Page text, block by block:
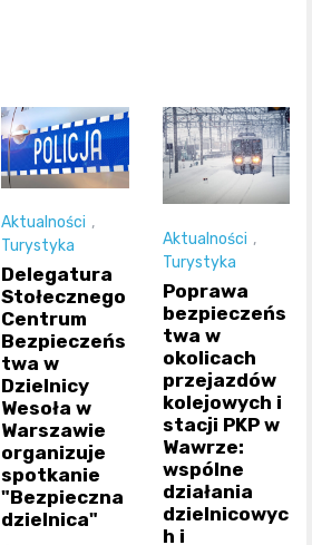
Aktualności ,
Turystyka
Delegatura
Stołecznego
Centrum
Bezpieczeńs
twa w
Dzielnicy
Wesoła w
Warszawie
organizuje
spotkanie
"Bezpieczna
dzielnica"
Aktualności ,
Turystyka
Poprawa
bezpieczeńs
twa w
okolicach
przejazdów
kolejowych i
stacji PKP w
Wawrze:
wspólne
działania
dzielnicowyc
h i